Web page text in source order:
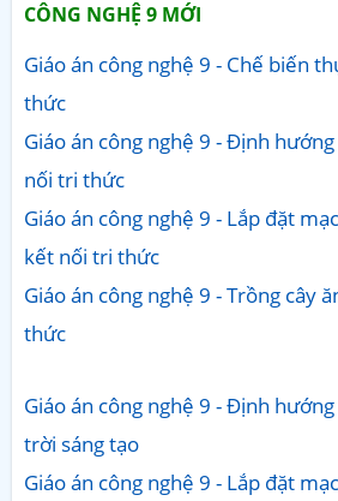
CÔNG NGHỆ 9 MỚI
Giáo án công nghệ 9 - Chế biến
thức
Giáo án công nghệ 9 - Định
nối tri thức
Giáo án công nghệ 9 - Lắp đặt
kết nối tri thức
Giáo án công nghệ 9 - Trồng cây
thức
Giáo án công nghệ 9 - Định
trời sáng tạo
Giáo án công nghệ 9 - Lắp đặt